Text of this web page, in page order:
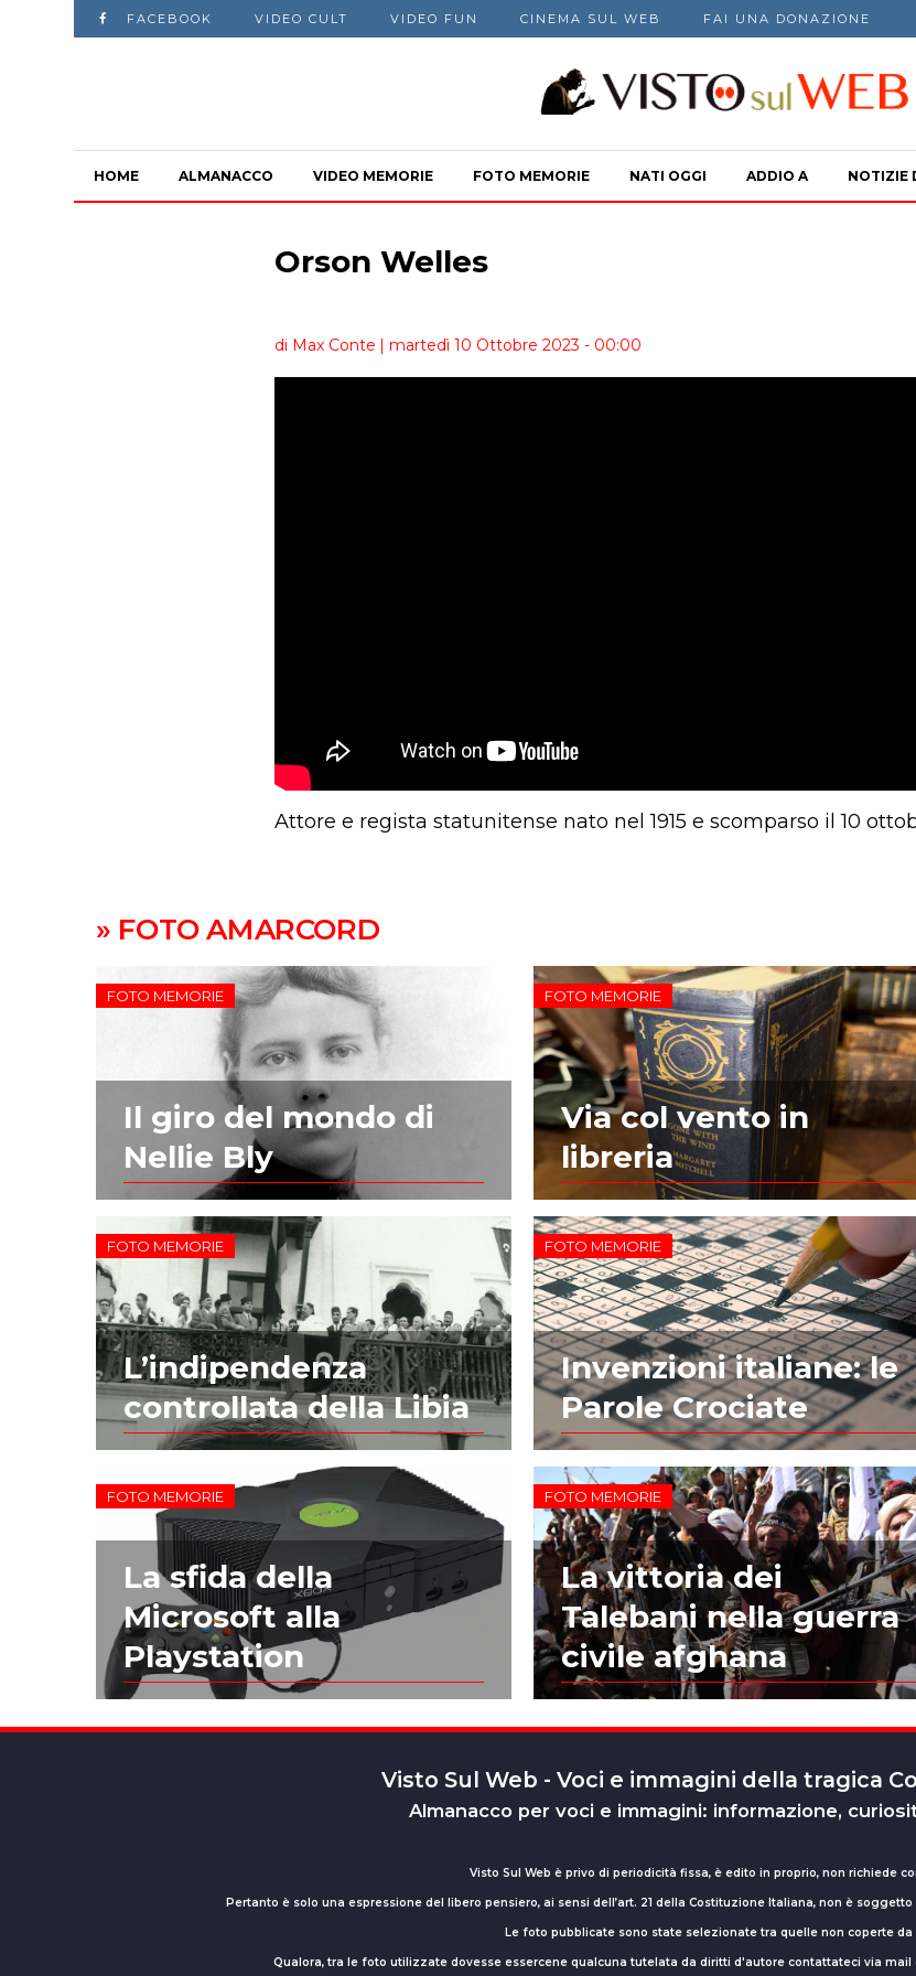
FACEBOOK VIDEO CULT VIDEO FUN CINEMA SUL WEB FAI UNA DONAZIONE
HOME ALMANACCO VIDEO MEMORIE FOTO MEMORIE NATI OGGI ADDIO A NOTIZIE
Orson Welles
di Max Conte | martedì 10 Ottobre 2023 - 00:00
Attore e regista statunitense nato nel 1915 e scomparso il 10
» FOTO AMARCORD
FOTO MEMORIE
Il giro del mondo di
Nellie Bly
FOTO MEMORIE
Via col vento in
libreria
FOTO MEMORIE
L’indipendenza
controllata della Libia
FOTO MEMORIE
Invenzioni italiane: le
Parole Crociate
FOTO MEMORIE
La sfida della
Microsoft alla
Playstation
FOTO MEMORIE
La vittoria dei
Talebani nella guerra
civile afghana
Visto Sul Web - Voci e immagini della tragica
Almanacco per voci e immagini: informazione,
Visto Sul Web è privo di periodicità fissa, è edito in proprio, non richiede
Pertanto è solo una espressione del libero pensiero, ai sensi dell’art. 21 della Costituzione Italiana, non è
Le foto pubblicate sono state selezionate tra quelle non coperte da
Qualora, tra le foto utilizzate dovesse essercene qualcuna tutelata da diritti d'autore contattateci via